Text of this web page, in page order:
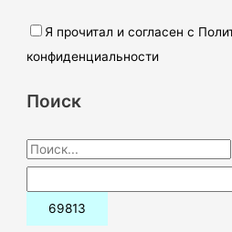
Я прочитал и согласен с
конфиденциальности
Поиск
П
о
и